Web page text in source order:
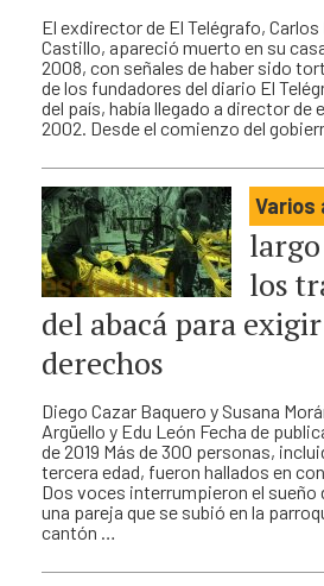
El exdirector de El Telégrafo,
Castillo, apareció muerto en su
2008, con señales de haber sido
de los fundadores del diario El
del país, había llegado a director de
2002. Desde el comienzo del
Varios
los
del abacá para
derechos
Diego Cazar Baquero y Susana
Argüello y Edu León Fecha de
de 2019 Más de 300 personas,
tercera edad, fueron hallados en
Dos voces interrumpieron el sueño
una pareja que se subió en la
cantón …